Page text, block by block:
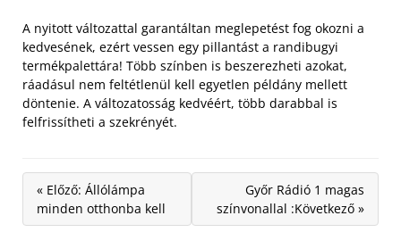
A nyitott változattal garantáltan meglepetést fog okozni a
kedvesének, ezért vessen egy pillantást a randibugyi
termékpalettára! Több színben is beszerezheti azokat,
ráadásul nem feltétlenül kell egyetlen példány mellett
döntenie. A változatosság kedvéért, több darabbal is
felfrissítheti a szekrényét.
« Előző: Állólámpa
minden otthonba kell
Győr Rádió 1 magas
színvonallal :Következő »